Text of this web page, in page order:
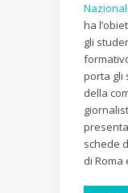
ha
gli
porta gli
della
schede
di Roma